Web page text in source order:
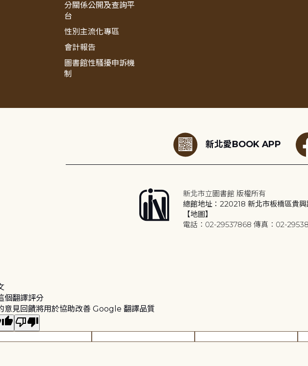
分關係公開及查詢平
台
性別主流化專區
會計報告
圖書館性騷擾申訴機
制
新北愛BOOK APP
新北市立圖書館 版權所有
總館地址：220218 新北市板橋區貴
【地圖】
電話：02-29537868 傳真：02-
個翻譯評分
意見回饋將用於協助改善 Google 翻譯品質